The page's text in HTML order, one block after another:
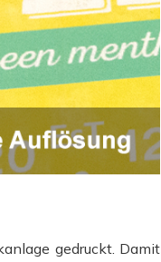
gedruckt. Damit